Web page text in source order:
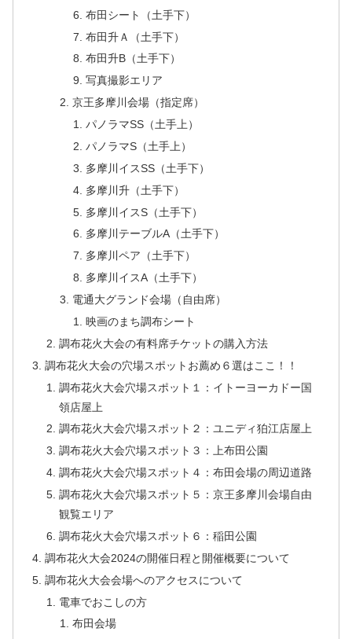
布田シート（土手下）
布田升Ａ（土手下）
布田升B（土手下）
写真撮影エリア
京王多摩川会場（指定席）
パノラマSS（土手上）
パノラマS（土手上）
多摩川イスSS（土手下）
多摩川升（土手下）
多摩川イスS（土手下）
多摩川テーブルA（土手下）
多摩川ペア（土手下）
多摩川イスA（土手下）
電通大グランド会場（自由席）
映画のまち調布シート
調布花火大会の有料席チケットの購入方法
調布花火大会の穴場スポットお薦め６選はここ！！
調布花火大会穴場スポット１：イトーヨーカドー国
領店屋上
調布花火大会穴場スポット２：ユニディ狛江店屋上
調布花火大会穴場スポット３：上布田公園
調布花火大会穴場スポット４：布田会場の周辺道路
調布花火大会穴場スポット５：京王多摩川会場自由
観覧エリア
調布花火大会穴場スポット６：稲田公園
調布花火大会2024の開催日程と開催概要について
調布花火大会会場へのアクセスについて
電車でおこしの方
布田会場